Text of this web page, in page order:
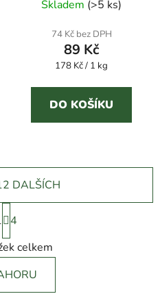
Skladem (>5 ks)
74 Kč bez DPH
89 Kč
Měrná
178 Kč / 1 kg
DO KOŠÍKU
O
v
l
á
d
DALŠÍCH
S
t
r
á
n
k
4
celkem